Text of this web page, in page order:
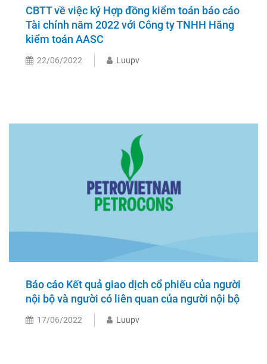
CBTT về việc ký Hợp đồng kiểm toán báo cáo
Tài chính năm 2022 với Công ty TNHH Hãng
kiểm toán AASC
22/06/2022 Luupv
Báo cáo Kết quả giao dịch cổ phiếu của người
nội bộ và người có liên quan của người nội bộ
17/06/2022 Luupv